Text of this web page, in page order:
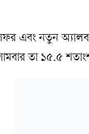
এবং নতুন
তা ১৫.৫